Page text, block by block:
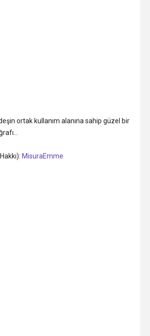
ortak kullanım alanına sahip güzel bir
MisuraEmme